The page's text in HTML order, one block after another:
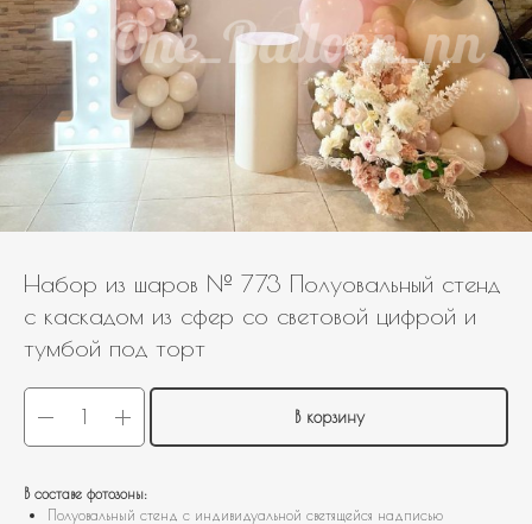
Набор из шаров № 773 Полуовальный стенд
с каскадом из сфер со световой цифрой и
тумбой под торт
В корзину
В составе фотозоны:
Полуовальный стенд с индивидуальной светящейся надписью